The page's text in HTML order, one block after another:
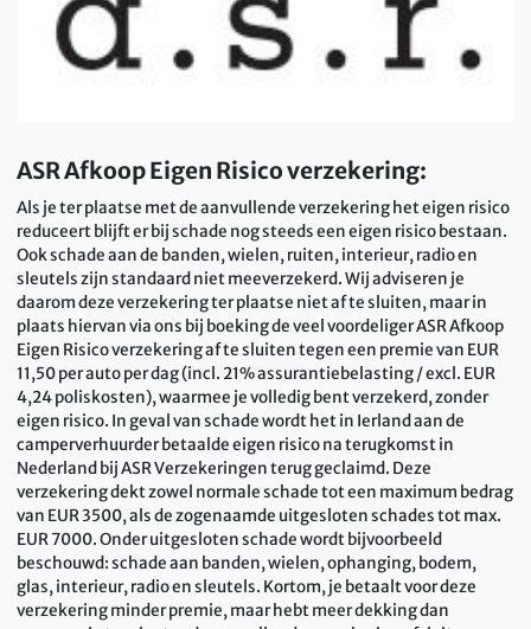
ASR Afkoop Eigen Risico verzekering:
Als je ter plaatse met de aanvullende verzekering het eigen risico
reduceert blijft er bij schade nog steeds een eigen risico bestaan.
Ook schade aan de banden, wielen, ruiten, interieur, radio en
sleutels zijn standaard niet meeverzekerd. Wij adviseren je
daarom deze verzekering ter plaatse niet af te sluiten, maar in
plaats hiervan via ons bij boeking de veel voordeliger ASR Afkoop
Eigen Risico verzekering af te sluiten tegen een premie van EUR
11,50 per auto per dag (incl. 21% assurantiebelasting / excl. EUR
4,24 poliskosten), waarmee je volledig bent verzekerd, zonder
eigen risico. In geval van schade wordt het in Ierland aan de
camperverhuurder betaalde eigen risico na terugkomst in
Nederland bij ASR Verzekeringen terug geclaimd. Deze
verzekering dekt zowel normale schade tot een maximum bedrag
van EUR 3500, als de zogenaamde uitgesloten schades tot max.
EUR 7000. Onder uitgesloten schade wordt bijvoorbeeld
beschouwd: schade aan banden, wielen, ophanging, bodem,
glas, interieur, radio en sleutels. Kortom, je betaalt voor deze
verzekering minder premie, maar hebt meer dekking dan